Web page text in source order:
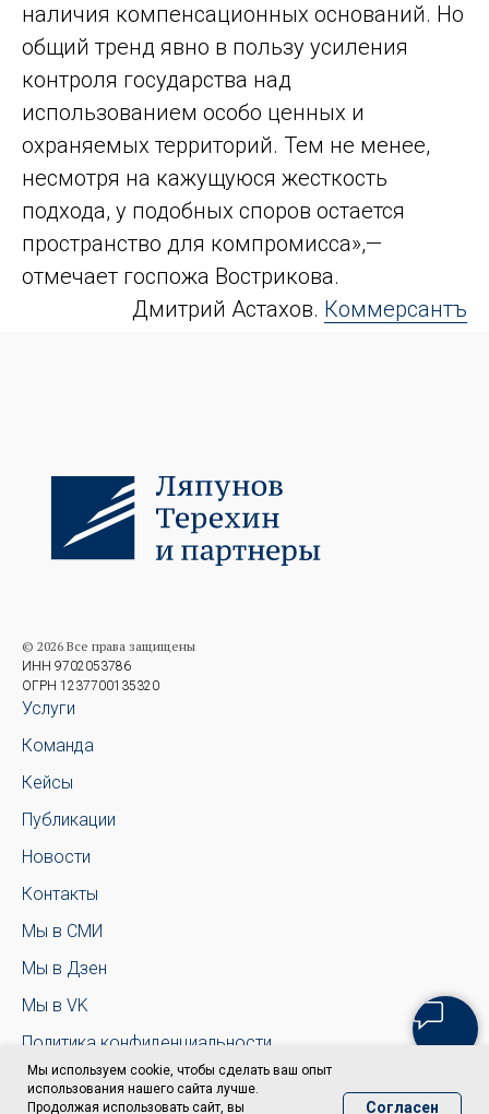
Мы используем cookie, чтобы сделать ваш опыт
использования нашего сайта лучше.
Продолжая использовать сайт, вы
Согласен
наличия компенсационных оснований. Но
общий тренд явно в пользу усиления
контроля государства над
использованием особо ценных и
охраняемых территорий. Тем не менее,
несмотря на кажущуюся жесткость
подхода, у подобных споров остается
пространство для компромисса»,—
отмечает госпожа Вострикова.
Дмитрий Астахов. Коммерсантъ
© 2026 Все права защищены
ИНН 9702053786
ОГРН 1237700135320
Услуги
Команда
Кейсы
Публикации
Новости
Контакты
Мы в СМИ
Мы в Дзен
Мы в VK
Политика конфиденциальности